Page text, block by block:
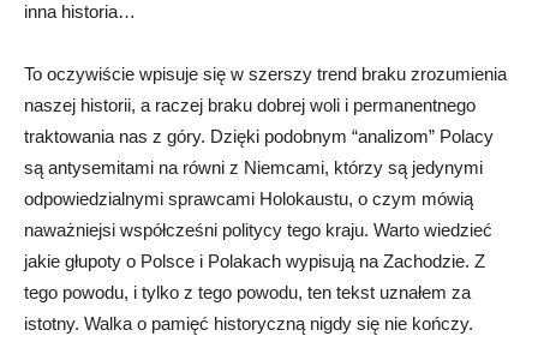
inna historia…
To oczywiście wpisuje się w szerszy trend braku zrozumienia
naszej historii, a raczej braku dobrej woli i permanentnego
traktowania nas z góry. Dzięki podobnym “analizom” Polacy
są antysemitami na równi z Niemcami, którzy są jedynymi
odpowiedzialnymi sprawcami Holokaustu, o czym mówią
naważniejsi współcześni politycy tego kraju. Warto wiedzieć
jakie głupoty o Polsce i Polakach wypisują na Zachodzie. Z
tego powodu, i tylko z tego powodu, ten tekst uznałem za
istotny. Walka o pamięć historyczną nigdy się nie kończy.